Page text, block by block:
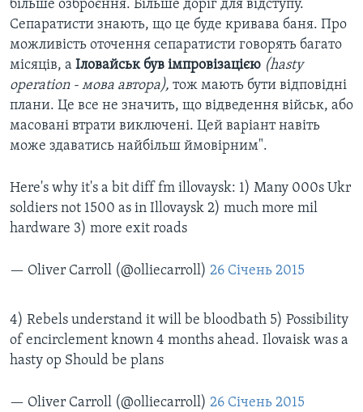
більше озброєння. Більше доріг для відступу.
Сепаратисти знають, що це буде кривава баня. Про
можливість оточення сепаратисти говорять багато
місяців, а Іловайськ був імпровізацією (hasty
operation - мова автора), тож мають бути відповідні
плани. Це все не значить, що відведення військ, або
масовані втрати виключені. Цей варіант навіть
може здаватись найбільш ймовірним".
Here's why it's a bit diff fm illovaysk: 1) Many 000s Ukr
soldiers not 1500 as in Illovaysk 2) much more mil
hardware 3) more exit roads
— Oliver Carroll (@olliecarroll) 26 Січень 2015
4) Rebels understand it will be bloodbath 5) Possibility
of encirclement known 4 months ahead. Ilovaisk was a
hasty op Should be plans
— Oliver Carroll (@olliecarroll) 26 Січень 2015